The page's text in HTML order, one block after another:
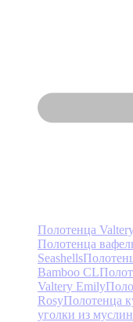
Полотенца
Полотенца
Seashells
Bamboo CL
Valtery Emily
RosyПолотенца
уголки из